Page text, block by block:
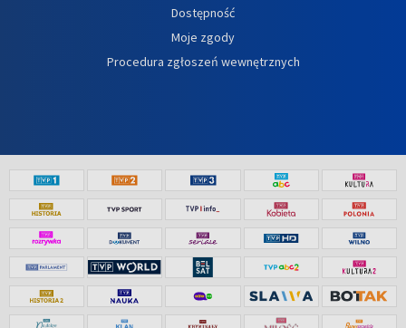
Dostępność
Moje zgody
Procedura zgłoszeń wewnętrznych